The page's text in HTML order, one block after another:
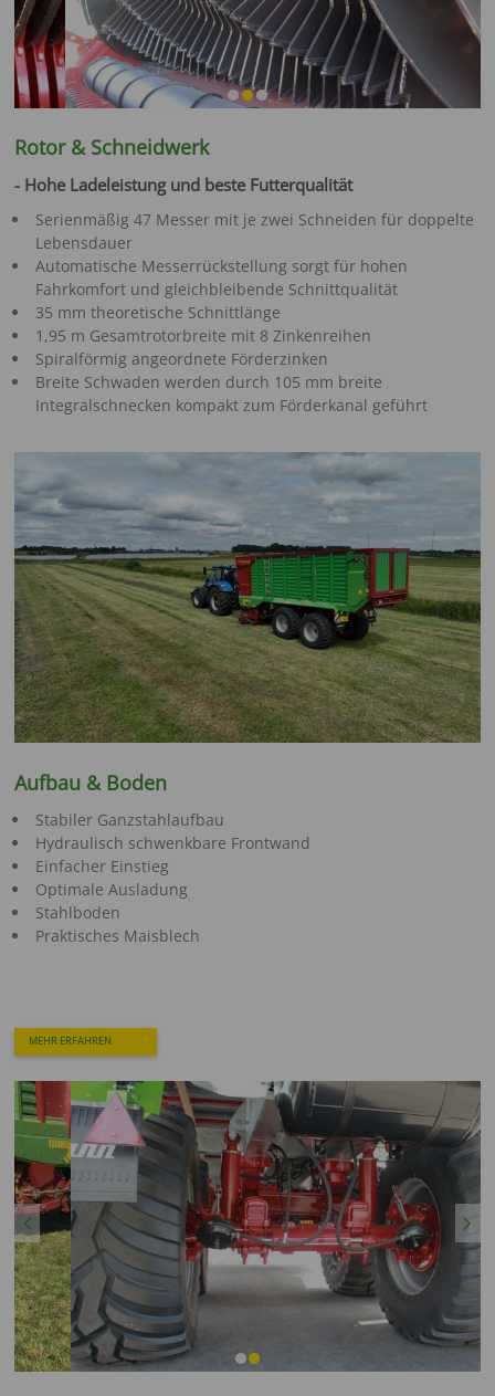
Rotor & Schneidwerk
- Hohe Ladeleistung und beste Futterqualität
Serienmäßig 47 Messer mit je zwei Schneiden für doppelte
Lebensdauer
Automatische Messerrückstellung sorgt für hohen
Fahrkomfort und gleichbleibende Schnittqualität
35 mm theoretische Schnittlänge
1,95 m Gesamtrotorbreite mit 8 Zinkenreihen
Spiralförmig angeordnete Förderzinken
Breite Schwaden werden durch 105 mm breite
Integralschnecken kompakt zum Förderkanal geführt
Aufbau & Boden
Stabiler Ganzstahlaufbau
Hydraulisch schwenkbare Frontwand
Einfacher Einstieg
Optimale Ausladung
Stahlboden
Praktisches Maisblech
MEHR ERFAHREN
Previous